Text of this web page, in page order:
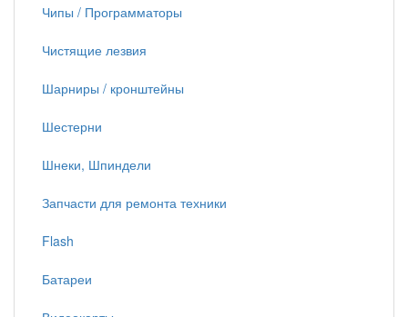
Чипы / Программаторы
Чистящие лезвия
Шарниры / кронштейны
Шестерни
Шнеки, Шпиндели
Запчасти для ремонта техники
Flash
Батареи